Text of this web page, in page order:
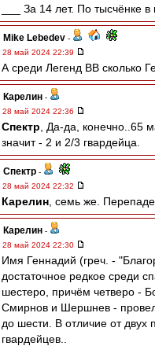
___ За 14 лет. По тысчёнке
Mike Lebedev -
28 май 2024 22:39
А среди Легенд ВВ сколько
Карелин -
28 май 2024 22:36
Спектр , Да-да, конечно..65
значит - 2 и 2/3 гвардейца.
Спектр -
28 май 2024 22:32
Карелин , семь же.
Карелин -
28 май 2024 22:30
Имя Геннадий (греч. -
достаточное редкое среди
шестеро, причём четверо -
Смирнов и Шершнев -
до шести. В отличие от двух
гвардейцев..